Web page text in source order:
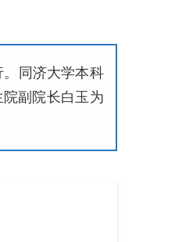
同济大学本科
副院长白玉为